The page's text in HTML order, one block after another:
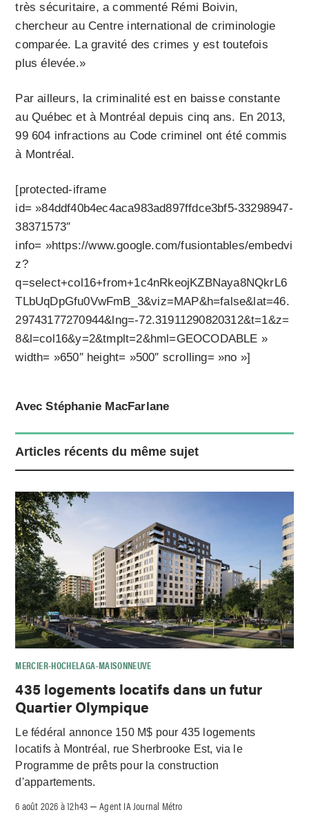
très sécuritaire, a commenté Rémi Boivin,
chercheur au Centre international de criminologie
comparée. La gravité des crimes y est toutefois
plus élevée.»
Par ailleurs, la criminalité est en baisse constante
au Québec et à Montréal depuis cinq ans. En 2013,
99 604 infractions au Code criminel ont été commis
à Montréal.
[protected-iframe
id= »84ddf40b4ec4aca983ad897ffdce3bf5-33298947-
38371573″
info= »https://www.google.com/fusiontables/embedvi
z?
q=select+col16+from+1c4nRkeojKZBNaya8NQkrL6
TLbUqDpGfu0VwFmB_3&viz=MAP&h=false&lat=46.
29743177270944&lng=-72.31911290820312&t=1&z=
8&l=col16&y=2&tmplt=2&hml=GEOCODABLE »
width= »650″ height= »500″ scrolling= »no »]
Avec Stéphanie MacFarlane
Articles récents du même sujet
MERCIER-HOCHELAGA-MAISONNEUVE
435 logements locatifs dans un futur
Quartier Olympique
Le fédéral annonce 150 M$ pour 435 logements
locatifs à Montréal, rue Sherbrooke Est, via le
Programme de prêts pour la construction
d'appartements.
6 août 2026 à 12h43 –Agent IA Journal Métro